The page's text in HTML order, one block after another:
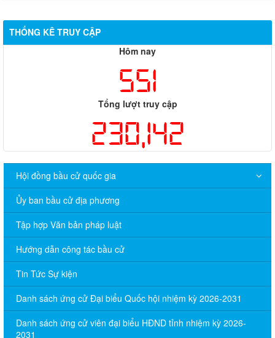
THỐNG KÊ TRUY CẬP
Hôm nay
551
Tổng lượt truy cập
230,142
Hội đồng bầu cử quốc gia
Ủy ban bầu cử địa phương
Tập hợp Văn bản pháp luật
Hướng dẫn công tác bầu cử
Tin Tức Sự kiện
Danh sách ứng cử Đại biểu Quốc hội nhiệm kỳ 2026-2031
Danh sách ứng cử viên đại biểu HĐND tỉnh nhiệm kỳ 2026-
2031